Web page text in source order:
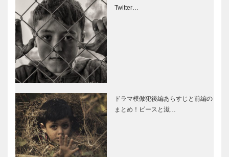
Twitter…
ドラマ模倣犯後編あらすじと前編の
まとめ！ピースと滋…